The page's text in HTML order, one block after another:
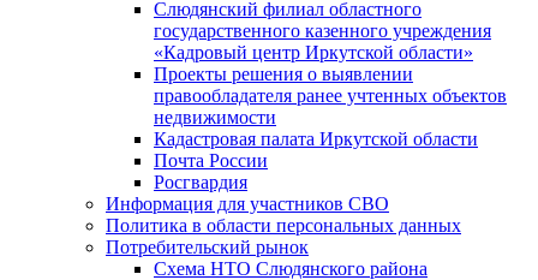
Слюдянский филиал областного
государственного казенного учреждения
«Кадровый центр Иркутской области»
Проекты решения о выявлении
правообладателя ранее учтенных объектов
недвижимости
Кадастровая палата Иркутской области
Почта России
Росгвардия
Информация для участников СВО
Политика в области персональных данных
Потребительский рынок
Схема НТО Слюдянского района